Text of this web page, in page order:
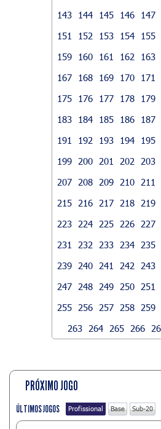
143
144 145 146 147
151
152 153 154 155
159
160 161 162 163
167
168 169 170 171
175
176 177 178 179
183
184 185 186 187
191
192 193 194 195
199
200 201 202 203
207
208 209 210 211
215
216 217 218 219
223
224 225 226 227
231
232 233 234 235
239
240 241 242 243
247
248 249 250 251
255
256 257 258 259
263
264 265 266
PRÓXIMO JOGO
ÚLTIMOS JOGOS Profissional Base Sub-20